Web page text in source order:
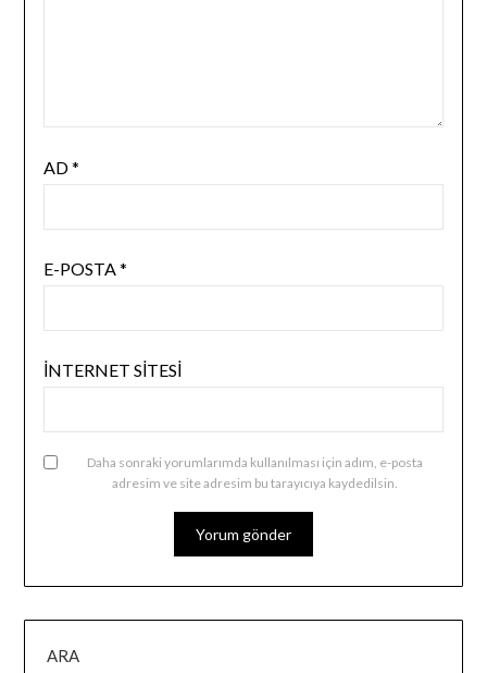
AD*
E-POSTA*
İNTERNET SITESI
Daha sonraki yorumlarımda kullanılması için adım, e-posta
adresim ve site adresim bu tarayıcıya kaydedilsin.
ARA